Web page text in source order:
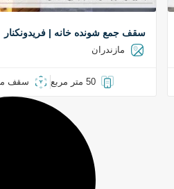
سقف جمع شونده خانه | فریدونکنار
مازندران
50 متر مربع سقف